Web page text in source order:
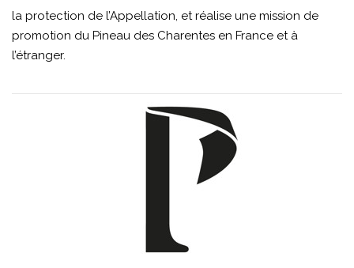
la protection de l’Appellation, et réalise une mission de
promotion du Pineau des Charentes en France et à
l’étranger.